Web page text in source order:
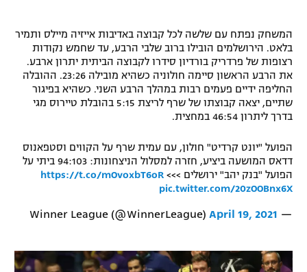
הצטרפות לחבילת הערוצים
לוח דרושים – ג'ובנט
תגיות
המגזין
המשחק נפתח עם שלשה לכל קבוצה באדיבות אייזיה מיילס ותמיר
בלאט. הירושלמים הובילו ברוב שלבי הרבע, עד שחמש נקודות
רצופות של פרדריק בורדיון סידרו לקבוצה הביתית יתרון ארבע.
את הרבע הראשון סיימה חולוניה כשהיא מובילה 23:26. ההובלה
החליפה ידיים פעמים רבות במהלך הרבע השני. כשהיא בפיגור
שתיים, יצאה קבוצתו של שרף לריצת 5:15 בהובלת טיירוס מגי
בדרך ליתרון 46:54 במחצית.
הפועל "יונט קרדיט" חולון, עם עמית שרף על הקווים וסטפאנוס
דדאס המושעה ביציע, חזרה למסלול הניצחונות: 94:103 ביתי על
הפועל "בנק יהב" ירושלים >>> https://t.co/mOvoxbT6oR
pic.twitter.com/20zOOBnx6X
— Winner League (@WinnerLeague)
April 19, 2021